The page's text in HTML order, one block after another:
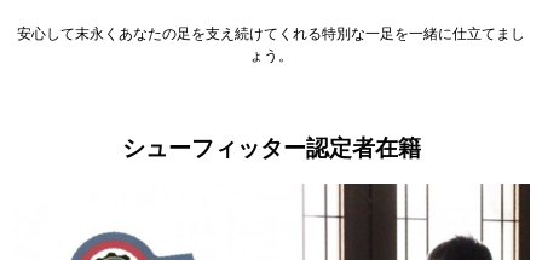
安心して末永くあなたの足を支え続けてくれる特別な一足を一緒に仕立てまし
ょう。
シューフィッター認定者在籍